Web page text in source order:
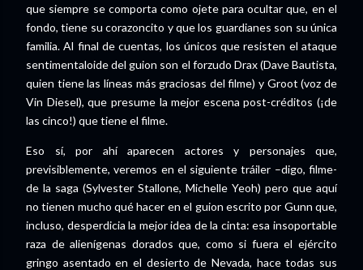
que siempre se comporta como ojete para ocultar que, en el
fondo, tiene su corazoncito y que los guardianes son su única
familia. Al final de cuentas, los únicos que resisten el ataque
sentimentaloide del guion son el forzudo Drax (Dave Bautista,
quien tiene las líneas más graciosas del filme) y Groot (voz de
Vin Diesel), que presume la mejor escena post-créditos (¡de
las cinco!) que tiene el filme.
Eso sí, por ahí aparecen actores y personajes que,
previsiblemente, veremos en el siguiente tráiler –digo, filme-
de la saga (Sylvester Stallone, Michelle Yeoh) pero que aquí
no tienen mucho qué hacer en el guion escrito por Gunn que,
incluso, desperdicia la mejor idea de la cinta: esa insoportable
raza de alienígenas dorados que, como si fuera el ejército
gringo asentado en el desierto de Nevada, hace todas sus